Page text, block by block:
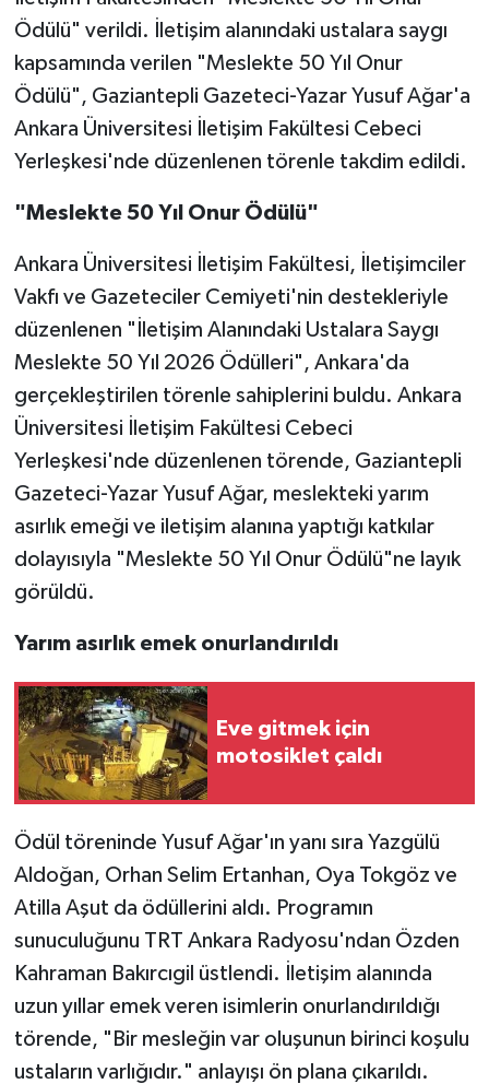
Ödülü" verildi. İletişim alanındaki ustalara saygı
kapsamında verilen "Meslekte 50 Yıl Onur
Ödülü", Gaziantepli Gazeteci-Yazar Yusuf Ağar'a
Ankara Üniversitesi İletişim Fakültesi Cebeci
Yerleşkesi'nde düzenlenen törenle takdim edildi.
"Meslekte 50 Yıl Onur Ödülü"
Ankara Üniversitesi İletişim Fakültesi, İletişimciler
Vakfı ve Gazeteciler Cemiyeti'nin destekleriyle
düzenlenen "İletişim Alanındaki Ustalara Saygı
Meslekte 50 Yıl 2026 Ödülleri", Ankara'da
gerçekleştirilen törenle sahiplerini buldu. Ankara
Üniversitesi İletişim Fakültesi Cebeci
Yerleşkesi'nde düzenlenen törende, Gaziantepli
Gazeteci-Yazar Yusuf Ağar, meslekteki yarım
asırlık emeği ve iletişim alanına yaptığı katkılar
dolayısıyla "Meslekte 50 Yıl Onur Ödülü"ne layık
görüldü.
Yarım asırlık emek onurlandırıldı
Eve gitmek için
motosiklet çaldı
Ödül töreninde Yusuf Ağar'ın yanı sıra Yazgülü
Aldoğan, Orhan Selim Ertanhan, Oya Tokgöz ve
Atilla Aşut da ödüllerini aldı. Programın
sunuculuğunu TRT Ankara Radyosu'ndan Özden
Kahraman Bakırcıgil üstlendi. İletişim alanında
uzun yıllar emek veren isimlerin onurlandırıldığı
törende, "Bir mesleğin var oluşunun birinci koşulu
ustaların varlığıdır." anlayışı ön plana çıkarıldı.
Türkiye
Video Haber
Yemek